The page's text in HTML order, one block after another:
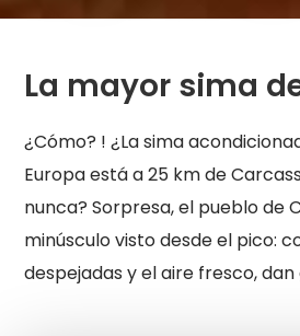
La mayor sima
¿Cómo? ! ¿La sima
Europa está a 25 km de
nunca? Sorpresa, el pueblo de
minúsculo visto desde el pico:
despejadas y el aire fresco,